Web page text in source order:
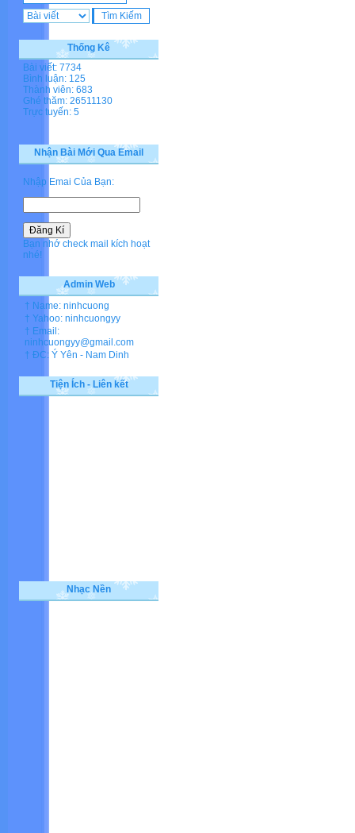
Thống Kê
Bài viết: 7734
Bình luận: 125
Thành viên: 683
Ghé thăm: 26511130
Trực tuyến: 5
Nhận Bài Mới Qua Email
Nhập Emai Của Bạn:
Bạn nhớ check mail kích hoạt
nhé!
Admin Web
† Name: ninhcuong
† Yahoo: ninhcuongyy
† Email:
ninhcuongyy@gmail.com
† ĐC: Ý Yên - Nam Dinh
Tiện Ích - Liên kết
Nhạc Nền